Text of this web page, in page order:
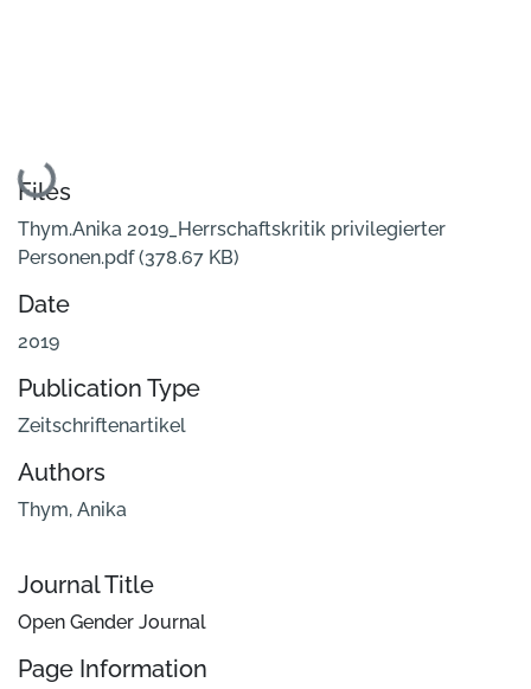
Loading...
Files
Thym.Anika 2019_Herrschaftskritik privilegierter
Personen.pdf(378.67 KB)
Date
2019
Publication Type
Zeitschriftenartikel
Authors
Thym, Anika
Journal Title
Open Gender Journal
Page Information